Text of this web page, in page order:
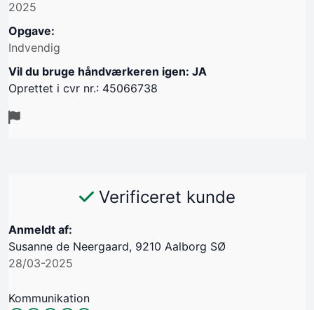
2025
Opgave:
Indvendig
Vil du bruge håndværkeren igen: JA
Oprettet i cvr nr.: 45066738
Verificeret kunde
Anmeldt af:
Susanne de Neergaard, 9210 Aalborg SØ
28/03-2025
Kommunikation